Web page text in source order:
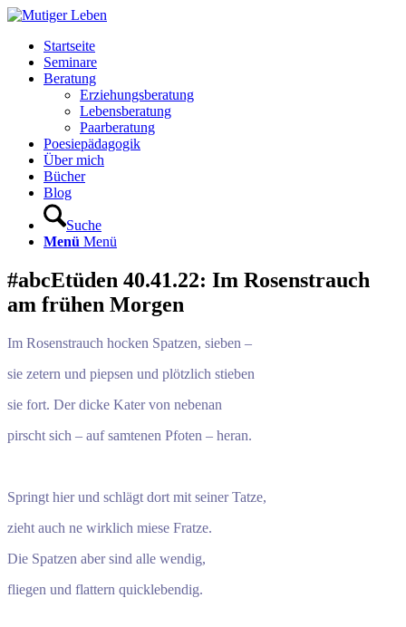
Startseite
Seminare
Beratung
Erziehungsberatung
Lebensberatung
Paarberatung
Poesiepädagogik
Über mich
Bücher
Blog
Suche
Menü Menü
#abcEtüden 40.41.22: Im Rosenstrauch
am frühen Morgen
Im Rosenstrauch hocken Spatzen, sieben –
sie zetern und piepsen und plötzlich stieben
sie fort. Der dicke Kater von nebenan
pirscht sich – auf samtenen Pfoten – heran.
Springt hier und schlägt dort mit seiner Tatze,
zieht auch ne wirklich miese Fratze.
Die Spatzen aber sind alle wendig,
fliegen und flattern quicklebendig.